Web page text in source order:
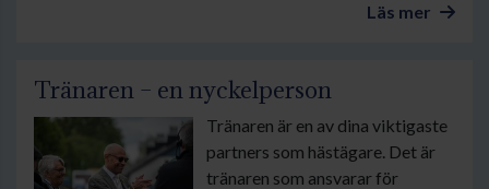
Läs mer
Tränaren – en nyckelperson
Tränaren är en av dina viktigaste
partners som hästägare. Det är
tränaren som ansvarar för